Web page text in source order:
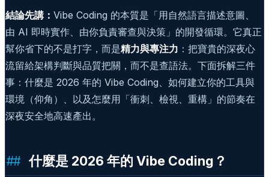
結論先講： Vibe Coding 的本質是「用自然語言描述意圖、
由 AI 即時實作、由你負責審查與決策」的開發循環。它真正
幫你省下的不是打字，而是精力與專注力 ：把寶貴的深夜心
流留給架構判斷與品質把關，而不是查語法。下面拆解三件
事：什麼是 2026 年的 Vibe Coding、如何建立你的工具與
環境（仰角）、以及怎麼用「衝刺、檢視、重構」的節奏在
深夜安全地高速產出。
什麼是 2026 年的 Vibe Coding？